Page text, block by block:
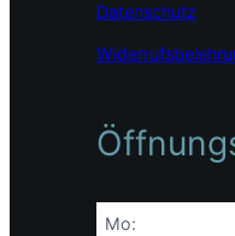
Datenschutz
Mo: